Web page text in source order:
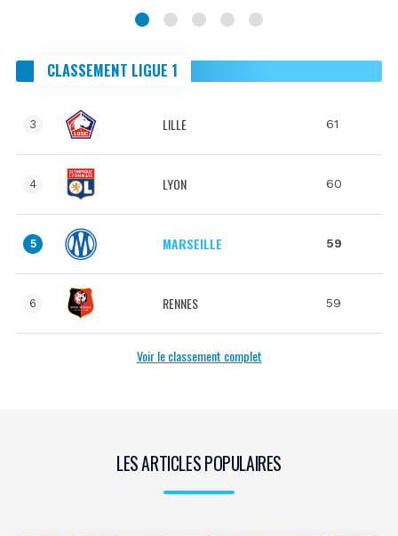
CLASSEMENT LIGUE 1
3 LILLE 61
4 LYON 60
5 MARSEILLE 59
6 RENNES 59
Voir le classement complet
LES ARTICLES POPULAIRES